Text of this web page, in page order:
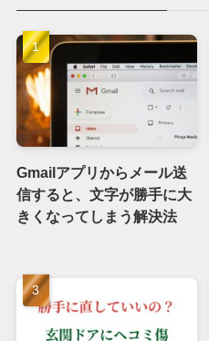
Gmailアプリからメール送
信すると、文字が勝手に大
きくなってしまう解決法